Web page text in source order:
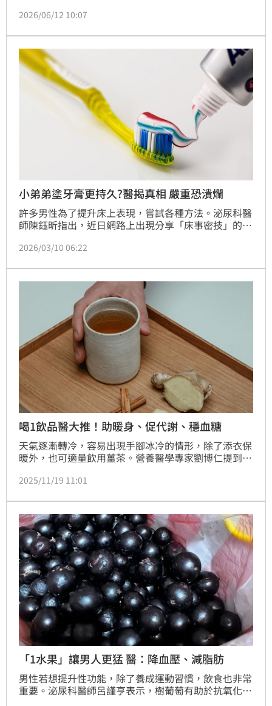
非單一疾病，背後可能與生活習慣、慢性疾病甚至情緒
2026/06/12 10:07
小弟弟塗牙膏更持久?醫揭真相 嚴重恐潰爛
許多男性為了提升床上表現，嘗試各種方法。泌尿科醫
師陳鈺昕指出，近日網路上出現分享「床事密技」的貼
度。他提醒，牙膏中的化學成分會刺激龜頭，可能引起
頭潰爛。
2026/03/10 06:22
喝1飲品醫大推！助暖身、促代謝、穩血糖
天氣逐漸轉冷，容易出現手腳冰冷的情形，除了添衣保
暖外，也可適量飲用薑茶。營養醫學專家劉博仁提到，
張末梢微血管、增加循環，達到暖身的作用，而冬天泡
和。
2025/11/19 11:01
「1水果」讓男人更猛 醫：降血壓、減脂肪
男性若想提升性功能，除了養成運動習慣，飲食也非常
重要。泌尿科醫師呂謹亨表示，樹葡萄有助於抗氧化、